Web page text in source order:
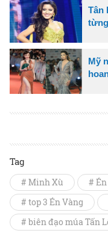
Tân
Mỹ
Tag
# Minh Xù #
# top 3 Én Vàng
# biên đạo múa Tấn